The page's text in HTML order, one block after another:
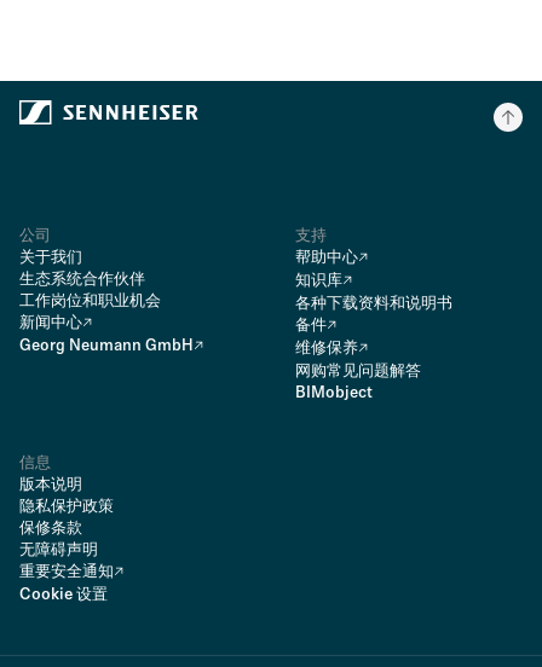
公司
关于我们
生态系统合作伙伴
工作岗位和职业机会
新闻中心
Georg Neumann GmbH
支持
帮助中心
知识库
各种下载资料和说明书
备件
维修保养
网购常见问题解答
BIMobject
信息
版本说明
隐私保护政策
保修条款
无障碍声明
重要安全通知
Cookie 设置